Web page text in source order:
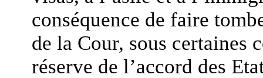
conséquence de faire
de la Cour, sous certaines
réserve de l’accord des